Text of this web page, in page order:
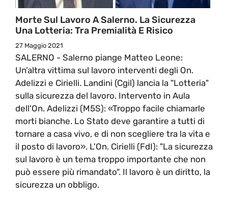
Morte Sul Lavoro A Salerno. La Sicurezza
Una Lotteria: Tra Premialità E Risico
27 Maggio 2021
SALERNO - Salerno piange Matteo Leone:
Un’altra vittima sul lavoro interventi degli On.
Adelizzi e Cirielli. Landini (Cgil) lancia la "Lotteria"
sulla sicurezza del lavoro. Intervento in Aula
dell'On. Adelizzi (M5S): «Troppo facile chiamarle
morti bianche. Lo Stato deve garantire a tutti di
tornare a casa vivo, e di non scegliere tra la vita e
il posto di lavoro». L'On. Cirielli (FdI): "La sicurezza
sul lavoro è un tema troppo importante che non
può essere più rimandato". Il lavoro è un diritto, la
sicurezza un obbligo.